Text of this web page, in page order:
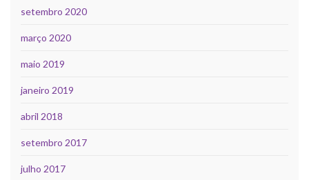
setembro 2020
março 2020
maio 2019
janeiro 2019
abril 2018
setembro 2017
julho 2017